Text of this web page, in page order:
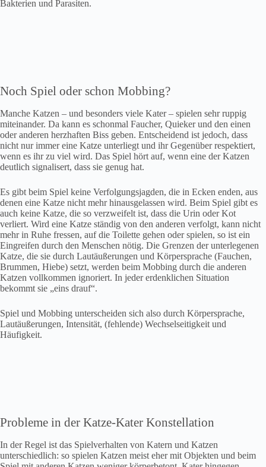
Bakterien und Parasiten.
Noch Spiel oder schon Mobbing?
Manche Katzen – und besonders viele Kater – spielen sehr ruppig
miteinander. Da kann es schonmal Faucher, Quieker und den einen
oder anderen herzhaften Biss geben. Entscheidend ist jedoch, dass
nicht nur immer eine Katze unterliegt und ihr Gegenüber respektiert,
wenn es ihr zu viel wird. Das Spiel hört auf, wenn eine der Katzen
deutlich signalisert, dass sie genug hat.
Es gibt beim Spiel keine Verfolgungsjagden, die in Ecken enden, aus
denen eine Katze nicht mehr hinausgelassen wird. Beim Spiel gibt es
auch keine Katze, die so verzweifelt ist, dass die Urin oder Kot
verliert. Wird eine Katze ständig von den anderen verfolgt, kann nicht
mehr in Ruhe fressen, auf die Toilette gehen oder spielen, so ist ein
Eingreifen durch den Menschen nötig. Die Grenzen der unterlegenen
Katze, die sie durch Lautäußerungen und Körpersprache (Fauchen,
Brummen, Hiebe) setzt, werden beim Mobbing durch die anderen
Katzen vollkommen ignoriert. In jeder erdenklichen Situation
bekommt sie „eins drauf“.
Spiel und Mobbing unterscheiden sich also durch Körpersprache,
Lautäußerungen, Intensität, (fehlende) Wechselseitigkeit und
Häufigkeit.
Probleme in der Katze-Kater Konstellation
In der Regel ist das Spielverhalten von Katern und Katzen
unterschiedlich: so spielen Katzen meist eher mit Objekten und beim